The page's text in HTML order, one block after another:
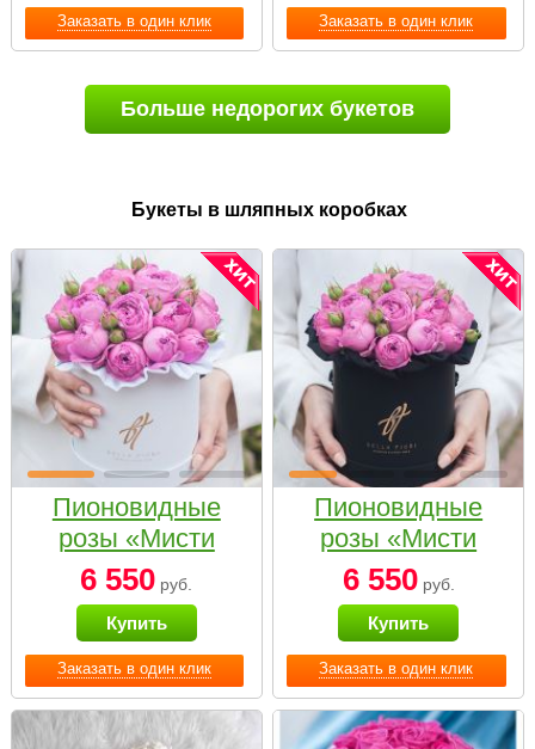
Заказать в один клик Заказать в один клик
Больше недорогих букетов
Букеты в шляпных коробках
Заказать в один клик
Пионовидные
розы «Мисти
бабблс» в белой
коробке Small
6 550 руб.
Купить
Заказать в один клик
Пионовидные
розы «Мисти
бабблс» в
черной коробке
Small
6 550руб.
Купить